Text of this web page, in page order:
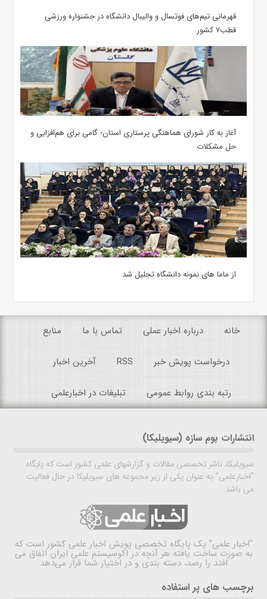
قهرمانی تیم‌های فوتسال و والیبال دانشگاه در جشنواره ورزشی
قطب۷ کشور
آغاز به کار شورای هماهنگی پرستاری استان؛ گامی برای هم‌افزایی و
حل مشکلات
از ماما های نمونه دانشگاه تجلیل شد
خانه درباره اخبار عملی تماس با ما منابع
درخواست پویش خبر RSS آخرین اخبار
رتبه بندی روابط عمومی تبلیغات در اخبارعلمی
انتشارات بوم سازه (سیویلیکا)
سیویلیکا، ناشر تخصصی مقالات و گزارشهای علمی کشور است که پایگاه
"اخبارعلمی" به عنوان یکی از زیر مجموعه های سیویلیکا در حال فعالیت
می باشد.
"اخبار علمی" یک پایگاه تخصصی پویش اخبار علمی کشور است که
به صورت ساخت یافته هر آنچه در اکوسیستم علمی ایران اتفاق می
افتد را رصد، دسته بندی و در اختیار شما قرار می‌دهد
برچسب های پر استفاده